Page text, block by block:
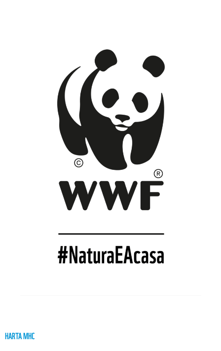
HARTA MHC